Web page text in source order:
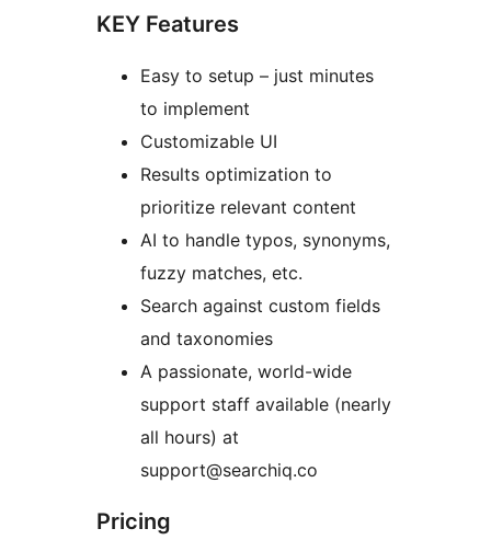
KEY Features
Easy to setup – just minutes
to implement
Customizable UI
Results optimization to
prioritize relevant content
AI to handle typos, synonyms,
fuzzy matches, etc.
Search against custom fields
and taxonomies
A passionate, world-wide
support staff available (nearly
all hours) at
support@searchiq.co
Pricing